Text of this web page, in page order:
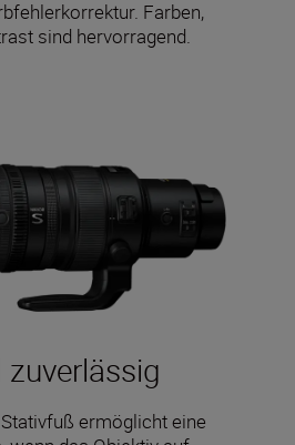
Farben,
sind hervorragend.
ermöglicht eine